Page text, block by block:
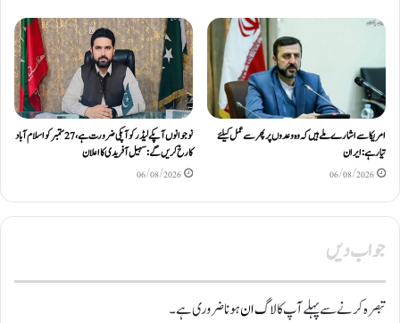
امریکا سے اشارے ملے ہیں کہ وہ وعدوں پر پھر سے عمل کیلئے
تیار ہے: ایران
06/08/2026
نوجوانوں آپکے لیڈر کو آپکی ضرورت ہے، 27 ستمبر کو اسلام آباد
کا رخ کریں گے: سہیل آفریدی کا اعلان
06/08/2026
جواب دیں
تبصرہ کرنے سے پہلے آپ کالاگ انہونا ضروری ہے۔